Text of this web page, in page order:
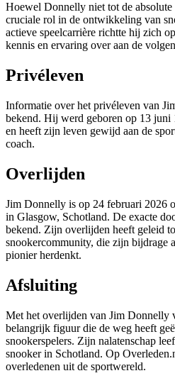
Hoewel Donnelly niet tot de
cruciale rol in de ontwikkeling van
actieve speelcarrière richtte hij zich
kennis en ervaring over aan de
Privéleven
Informatie over het privéleven van
bekend. Hij werd geboren op 13
en heeft zijn leven gewijd aan de
coach.
Overlijden
Jim Donnelly is op 24 februari 2026
in Glasgow, Schotland. De exacte
bekend. Zijn overlijden heeft geleid
snookercommunity, die zijn bijdrage
pionier herdenkt.
Afsluiting
Met het overlijden van Jim Donnelly
belangrijk figuur die de weg heeft
snookerspelers. Zijn nalatenschap
snooker in Schotland. Op
overledenen uit de sportwereld.